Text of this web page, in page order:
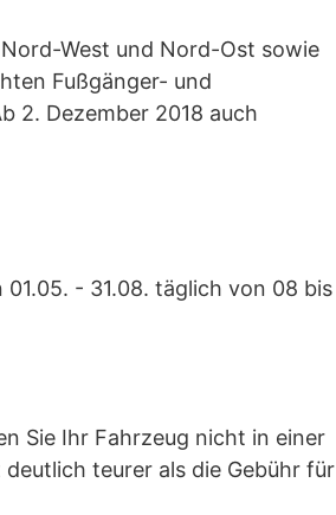
West und Nord-Ost sowie
Fußgänger- und
2. Dezember 2018 auch
- 31.08. täglich von 08 bis
Sie Ihr Fahrzeug nicht in einer
teurer als die Gebühr für